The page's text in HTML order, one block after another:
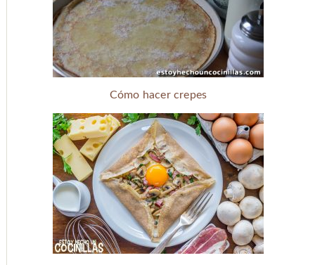
Cómo hacer crepes